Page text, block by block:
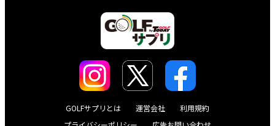
GOLFサプリとは 運営会社
利用規約